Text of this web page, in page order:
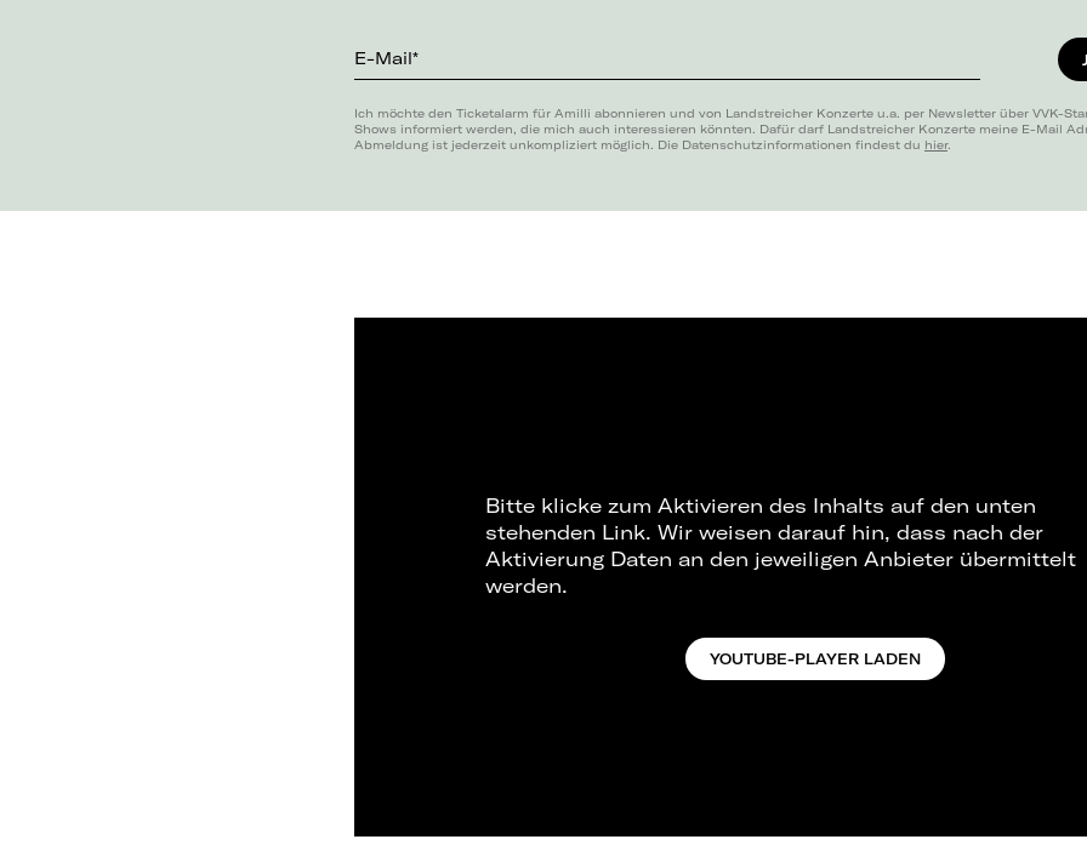
E-Mail*
Ich möchte den Ticketalarm für Amilli abonnieren und von Landstreicher Konzerte u.a. per Newsletter über VVK-
Shows informiert werden, die mich auch interessieren könnten. Dafür darf Landstreicher Konzerte meine E-Mail
Abmeldung ist jederzeit unkompliziert möglich. Die Datenschutzinformationen findest du hier.
Bitte klicke zum Aktivieren des Inhalts auf den unten
stehenden Link. Wir weisen darauf hin, dass nach der
Aktivierung Daten an den jeweiligen Anbieter übermittelt
werden.
YOUTUBE-PLAYER LADEN